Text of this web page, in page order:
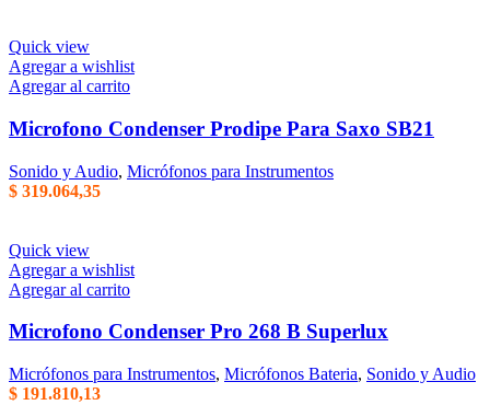
producto
Quick view
Agregar a wishlist
Agregar al carrito
Microfono Condenser Prodipe Para Saxo SB21
Sonido y Audio, Micrófonos para Instrumentos
$ 319.064,35
Quick view
Agregar a wishlist
Agregar al carrito
Microfono Condenser Pro 268 B Superlux
Micrófonos para Instrumentos, Micrófonos Bateria, Sonido y Audio
$ 191.810,13